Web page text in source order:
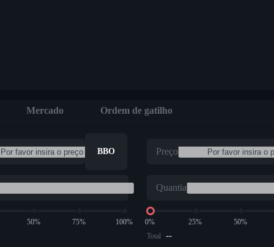
Mercado Ordem de gatilho
BBO
50% 75% 100%
Preço
Quantia
0% 25%
50%
Total --